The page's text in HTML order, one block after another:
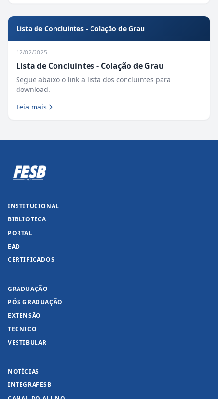
Lista de Concluintes - Colação de Grau
12/02/2025
Lista de Concluintes - Colação de Grau
Segue abaixo o link a lista dos concluintes para
download.
Leia mais
INSTITUCIONAL
BIBLIOTECA
PORTAL
EAD
CERTIFICADOS
GRADUAÇÃO
PÓS GRADUAÇÃO
EXTENSÃO
TÉCNICO
VESTIBULAR
NOTÍCIAS
INTEGRAFESB